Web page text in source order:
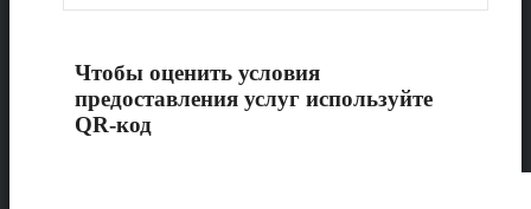
Чтобы оценить условия
предоставления услуг используйте
QR-код